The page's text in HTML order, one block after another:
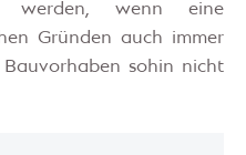
werden, wenn eine
Gründen auch immer
sohin nicht